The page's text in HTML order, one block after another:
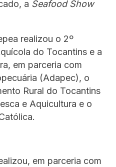
a Seafood Show
realizou o 2º
do Tocantins e a
em parceria com
(Adapec), o
Rural do Tocantins
e Aquicultura e o
em parceria com